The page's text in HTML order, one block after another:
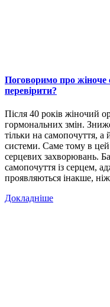
Поговоримо про жіноче
перевірити?
Після 40 років жіночий
гормональних змін.
тільки на самопочуття, а
системи. Саме тому в цей
серцевих захворювань.
самопочуття із серцем,
проявляються інакше,
Докладніше